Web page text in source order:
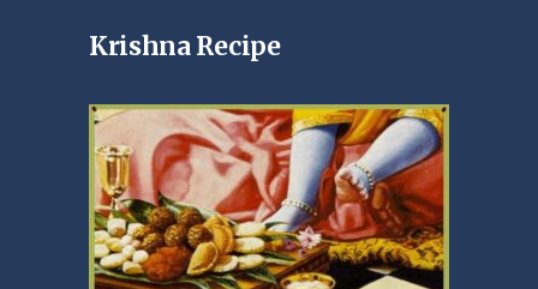
Krishna Recipe